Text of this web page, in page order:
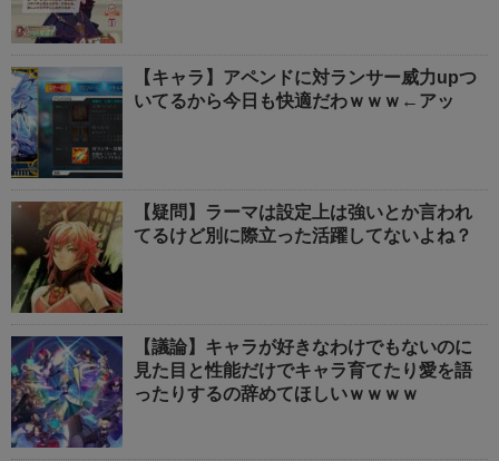
【キャラ】アペンドに対ランサー威力upつ
いてるから今日も快適だわｗｗｗ←アッ
【疑問】ラーマは設定上は強いとか言われ
てるけど別に際立った活躍してないよね？
【議論】キャラが好きなわけでもないのに
見た目と性能だけでキャラ育てたり愛を語
ったりするの辞めてほしいｗｗｗｗ